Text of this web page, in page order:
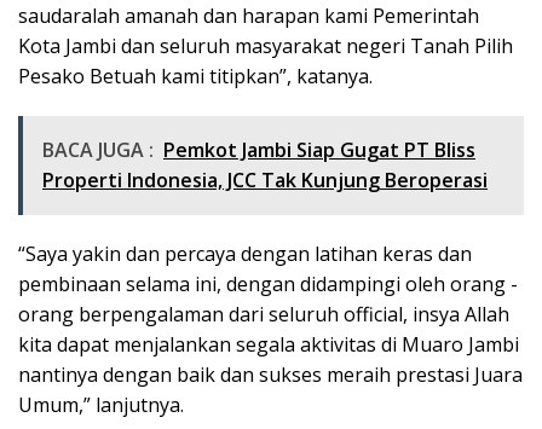
saudaralah amanah dan harapan kami Pemerintah
Kota Jambi dan seluruh masyarakat negeri Tanah Pilih
Pesako Betuah kami titipkan”, katanya.
BACA JUGA : Pemkot Jambi Siap Gugat PT Bliss
Properti Indonesia, JCC Tak Kunjung Beroperasi
“Saya yakin dan percaya dengan latihan keras dan
pembinaan selama ini, dengan didampingi oleh orang -
orang berpengalaman dari seluruh official, insya Allah
kita dapat menjalankan segala aktivitas di Muaro Jambi
nantinya dengan baik dan sukses meraih prestasi Juara
Umum,” lanjutnya.